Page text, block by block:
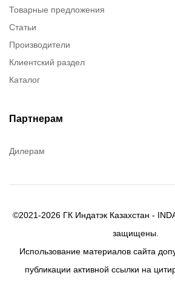
Товарные предложения
Статьи
Производители
Клиентский раздел
Каталог
Партнерам
Дилерам
©2021-2026 ГК Индатэк Казахстан -
защищены.
Использование материалов сайта
публикации активной ссылки на